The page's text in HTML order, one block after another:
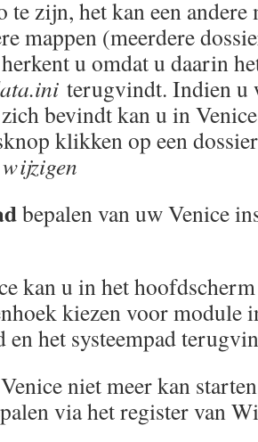
te zijn, het kan een
mappen (meerdere
u omdat u daarin
terugvindt. Indien u
bevindt kan u in
klikken op een
bepalen van uw Venice
kan u in het
kiezen voor
en het systeempad
niet meer kan
via het register van